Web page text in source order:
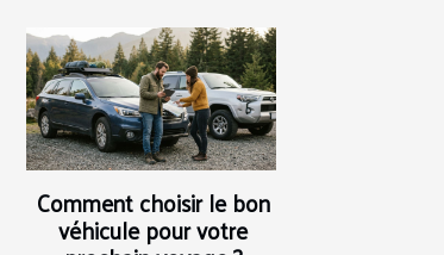
Comment choisir le bon
véhicule pour votre